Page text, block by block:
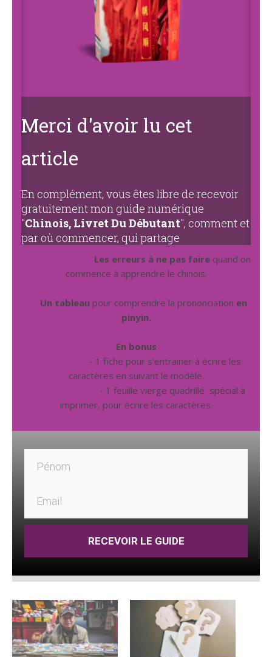
Merci d'avoir lu cet
article
En complément, vous êtes libre de recevoir
gratuitement mon guide numérique
"Chinois, Livret Du Débutant", comment et
par où commencer, qui partage
Les erreurs à ne pas faire quand on
commence à apprendre le chinois.
Un tableaupour comprendre la prononciation en
pinyin.
En bonus
- 1 fiche pour s'entrainer à écrire les
caractères en suivant le modèle.
- 1 feuille vierge quadrillé spécial à
imprimer, pour écrire les caractères.
RECEVOIR LE GUIDE